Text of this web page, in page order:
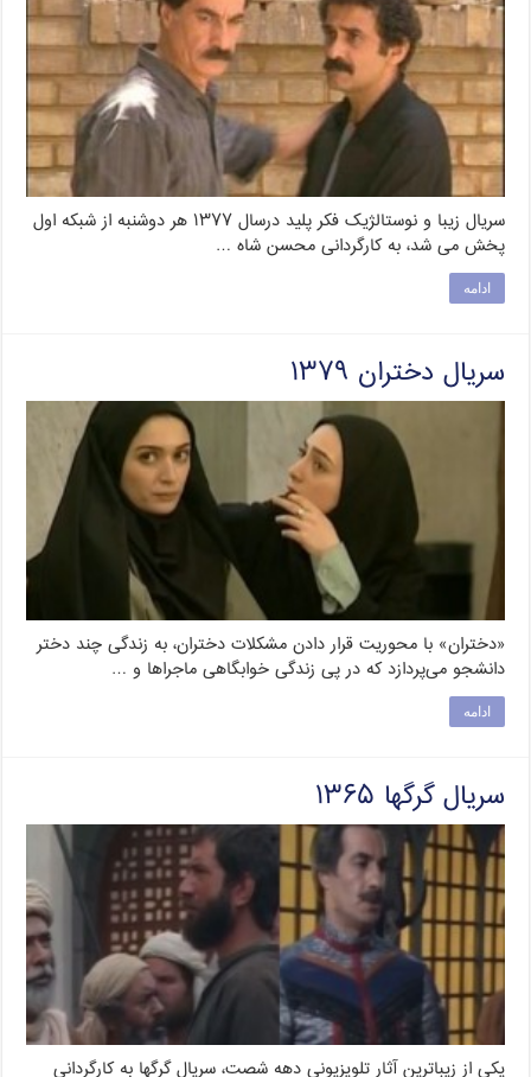
سریال زیبا و نوستالژیک فکر پلید درسال ۱۳۷۷ هر دوشنبه از شبکه اول
پخش می شد، به کارگردانی محسن شاه …
ادامه
سریال دختران ۱۳۷۹
«دختران» با محوریت قرار دادن مشکلات دختران، به زندگی چند دختر
دانشجو می‌پردازد که در پی زندگی خوابگاهی ماجراها و …
ادامه
سریال گرگها ۱۳۶۵
یکی از زیباترین آثار تلویزیونی دهه شصت، سریال گرگها به کارگردانی